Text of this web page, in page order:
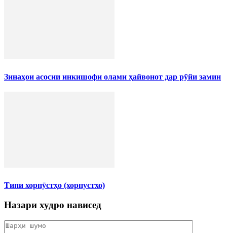
Зинаҳои асосии инкишофи олами ҳайвонот дар рӯйи замин
Типи хорпӯстҳо (хорпустхо)
Назари худро нависед